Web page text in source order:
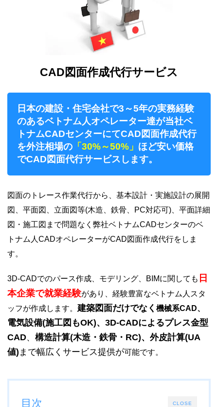
CAD図面作成代行サービス
日本の建設・住宅会社で3～5年の実務経験
のあるベトナム人オペレーター達が当社ベ
トナムCADセンターにてCAD図面作成代行
を外注相場の 「30%～50%」 ほど安い価格
でCAD図面代行サービスします。
図面のトレース作業代行から、基本設計・実施設計の展開
図、平面図、立面図等(木造、鉄骨、PC対応可)、平面詳細
図・施工図まで問題なく弊社ベトナムCADセンターのベ
トナム人CADオペレーターがCAD図面作成代行をしま
す。
3D-CADでのパース作成、モデリング、BIMに関しても 日
本企業で就業経験があり、経験豊富なベトナム人スタ
ッフが作成します。 建築図面だけでなく 機械系CAD、
電気設備(施工図もOK)、3D-CADによるプレス金型
CAD、 構造計算(木造・鉄骨・RC)、外皮計算(UA
値) まで幅広くサービス提供が可能です。
CLOSE
目次